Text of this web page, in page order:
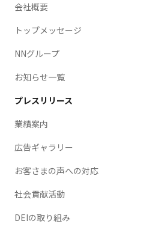
会社概要
トップメッセージ
NNグループ
お知らせ一覧
プレスリリース
業績案内
広告ギャラリー
お客さまの声への対応
社会貢献活動
DEIの取り組み